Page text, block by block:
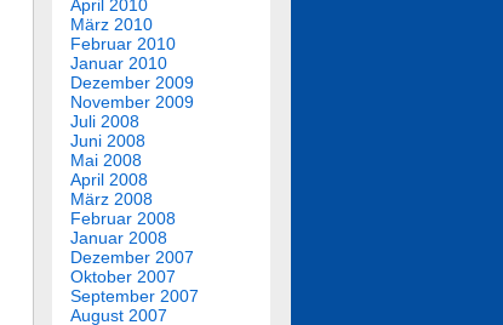
April 2010
März 2010
Februar 2010
Januar 2010
Dezember 2009
November 2009
Juli 2008
Juni 2008
Mai 2008
April 2008
März 2008
Februar 2008
Januar 2008
Dezember 2007
Oktober 2007
September 2007
August 2007